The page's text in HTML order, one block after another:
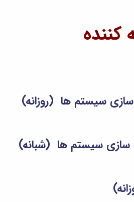
سیستم ها (روزانه)
سیستم ها (شبانه)